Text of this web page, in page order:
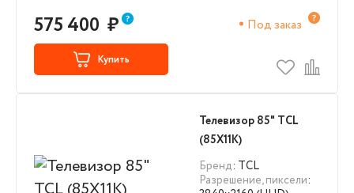
575 400 ₽ Под заказ
Купить
Телевизор 85" TCL
(85X11K)
Бренд: TCL
Разрешение, пиксели: